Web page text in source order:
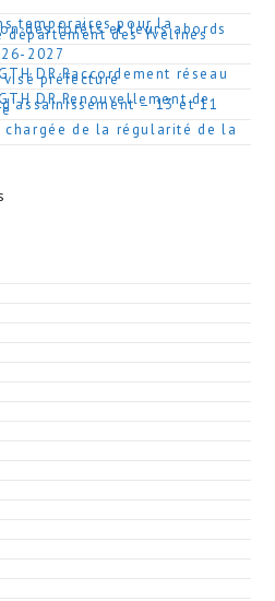
temporaires pour la
des forêts et leurs abords
des Yvelines
2027
DR Raccordement réseau
visé préfecture
DR Renouvellement de
– 13 et 11
de la régularité de la